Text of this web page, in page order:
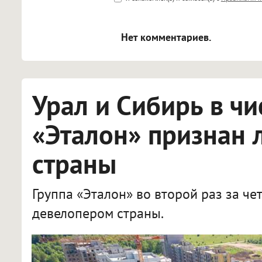
<blockquote>, <code>
Нет комментариев.
Урал и Сибирь в
«Эталон»
страны
Группа «Эталон» во второй раз за
девелопером страны.